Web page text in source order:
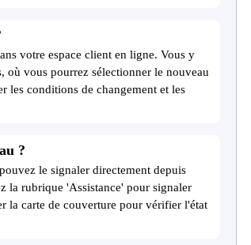
votre espace client en ligne. Vous y
où vous pourrez sélectionner le nouveau
les conditions de changement et les
?
le signaler directement depuis
la rubrique 'Assistance' pour signaler
la carte de couverture pour vérifier l'état